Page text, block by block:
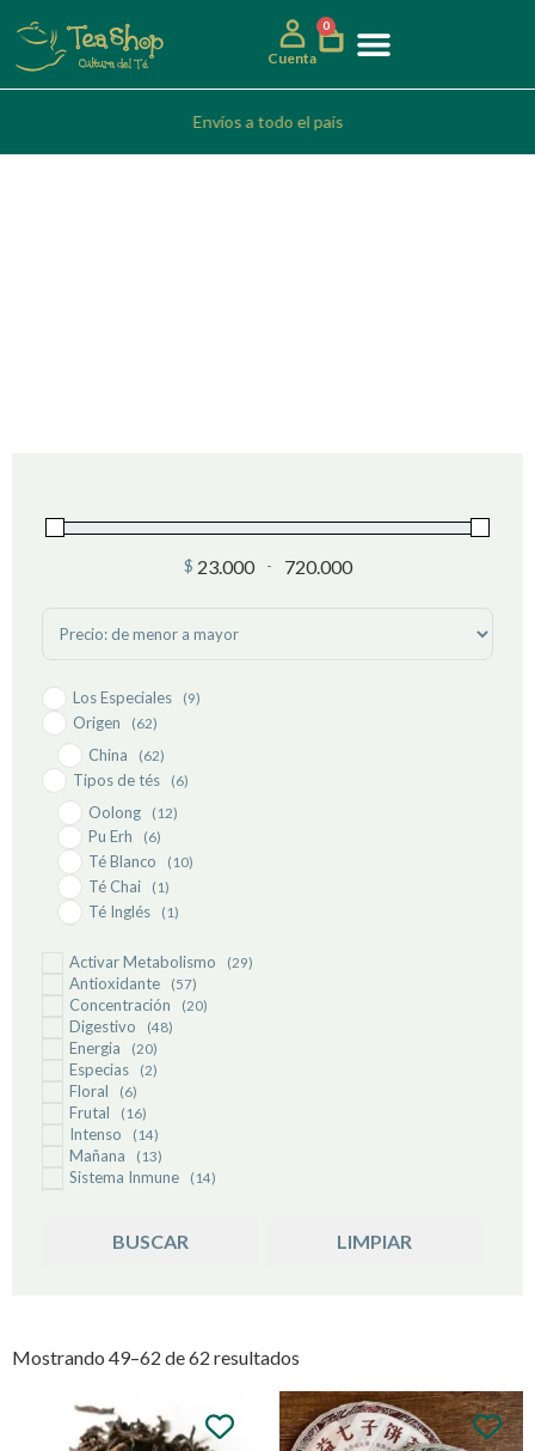
Cuenta
0
Envíos a todo el país
$ Minimum Price
23.000 -Maximum Price
720.000
Sort Products
Los Especiales (9)
Origen (62)
China (62)
Tipos de tés (6)
Oolong (12)
Pu Erh (6)
Té Blanco (10)
Té Chai (1)
Té Inglés (1)
Té Verde (28)
Activar Metabolismo (29)
Antioxidante (57)
Concentración (20)
Digestivo (48)
Energia (20)
Especias (2)
Floral (6)
Frutal (16)
Intenso (14)
Mañana (13)
Sistema Inmune (14)
BUSCAR LIMPIAR
Mostrando 49–62 de 62 resultados